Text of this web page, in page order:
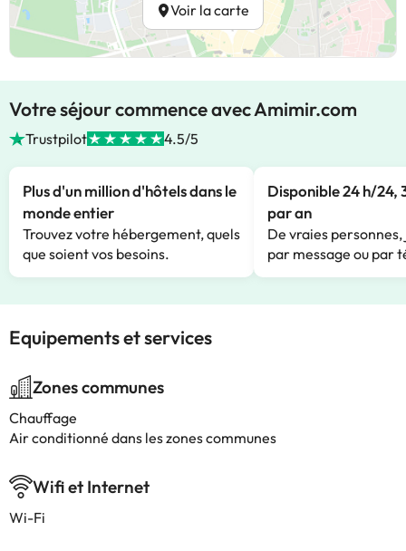
Voir la carte
Votre séjour commence avec Amimir.com
Trustpilot 4.5/5
Plus d'un million d'hôtels dans le
monde entier
Trouvez votre hébergement, quels
que soient vos besoins.
Disponible 24 h/24,
par an
De vraies
par message ou par
Equipements et services
Zones communes
Chauffage
Air conditionné dans les zones communes
Wifi et Internet
Wi-Fi